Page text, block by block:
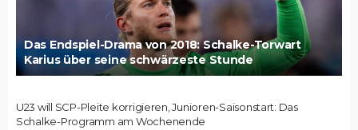
Das Endspiel-Drama von 2018: Schalke-Torwart
Karius über seine schwärzeste Stunde
U23 will SCP-Pleite korrigieren, Junioren-Saisonstart: Das
Schalke-Programm am Wochenende